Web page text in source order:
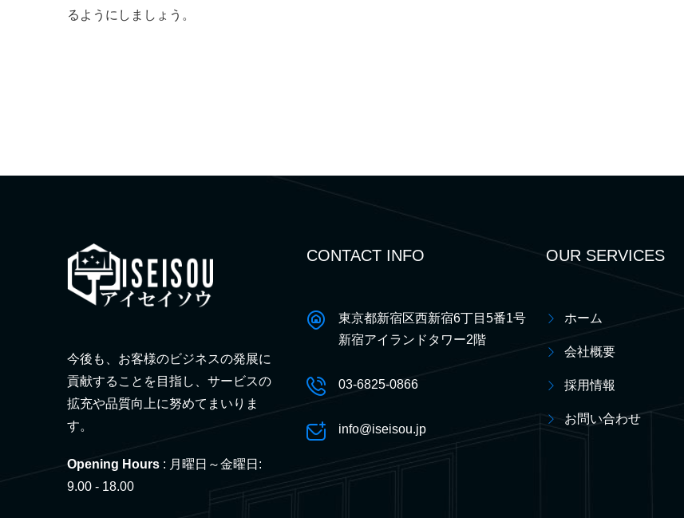
るようにしましょう。
今後も、お客様のビジネスの発展に
貢献することを目指し、サービスの
拡充や品質向上に努めてまいりま
す。
Opening Hours : 月曜日～金曜日:
9.00 - 18.00
CONTACT INFO
東京都新宿区西新宿6丁目5番1号
新宿アイランドタワー2階
03-6825-0866
info@iseisou.jp
OUR SERVICES
ホーム
会社概要
採用情報
お問い合わせ